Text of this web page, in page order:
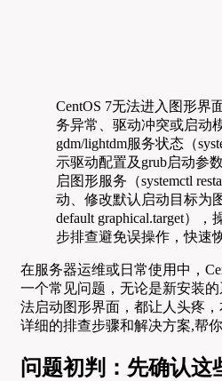
CentOS 7无法进入图形界
务异常、驱动冲突或启动
gdm/lightdm服务状态（
示驱动配置及grub启动参
启图形服务（systemctl
动、修改默认启动目标为
default graphical.target）
步排查避免误操作，快速
在服务器运维或日常使用中，
一个常见问题，无论是新安装
法启动图形界面，都让人头疼
详细的排查步骤和解决方案,帮
问题初判：先确认这